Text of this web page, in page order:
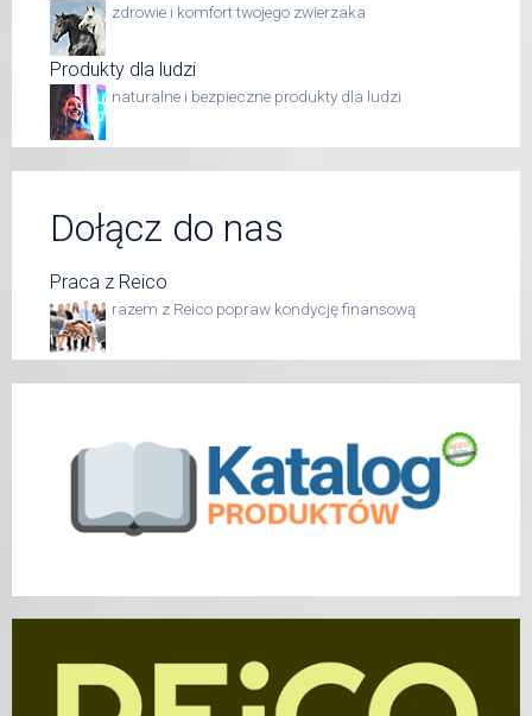
zdrowie i komfort twojego zwierzaka
Produkty dla ludzi
naturalne i bezpieczne produkty dla ludzi
Dołącz do nas
Praca z Reico
razem z Reico popraw kondycję finansową